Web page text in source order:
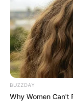
BUZZDAY
Why Women Can't